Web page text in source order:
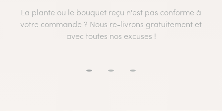
La plante ou le bouquet reçu n'est pas conforme à
votre commande ? Nous re-livrons gratuitement et
avec toutes nos excuses !